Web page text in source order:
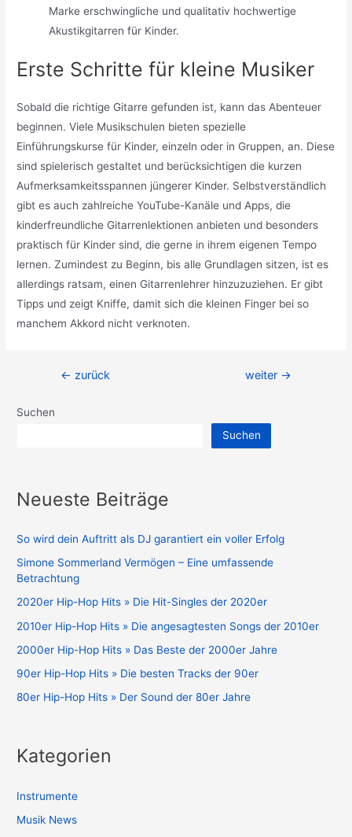
Marke erschwingliche und qualitativ hochwertige
Akustikgitarren für Kinder.
Erste Schritte für kleine Musiker
Sobald die richtige Gitarre gefunden ist, kann das Abenteuer
beginnen. Viele Musikschulen bieten spezielle
Einführungskurse für Kinder, einzeln oder in Gruppen, an. Diese
sind spielerisch gestaltet und berücksichtigen die kurzen
Aufmerksamkeitsspannen jüngerer Kinder. Selbstverständlich
gibt es auch zahlreiche YouTube-Kanäle und Apps, die
kinderfreundliche Gitarrenlektionen anbieten und besonders
praktisch für Kinder sind, die gerne in ihrem eigenen Tempo
lernen. Zumindest zu Beginn, bis alle Grundlagen sitzen, ist es
allerdings ratsam, einen Gitarrenlehrer hinzuzuziehen. Er gibt
Tipps und zeigt Kniffe, damit sich die kleinen Finger bei so
manchem Akkord nicht verknoten.
Beitragsnavigation
← zurück weiter →
Suchen
Suchen
Neueste Beiträge
So wird dein Auftritt als DJ garantiert ein voller Erfolg
Simone Sommerland Vermögen – Eine umfassende
Betrachtung
2020er Hip-Hop Hits » Die Hit-Singles der 2020er
2010er Hip-Hop Hits » Die angesagtesten Songs der 2010er
2000er Hip-Hop Hits » Das Beste der 2000er Jahre
90er Hip-Hop Hits » Die besten Tracks der 90er
80er Hip-Hop Hits » Der Sound der 80er Jahre
Kategorien
Instrumente
Musik News